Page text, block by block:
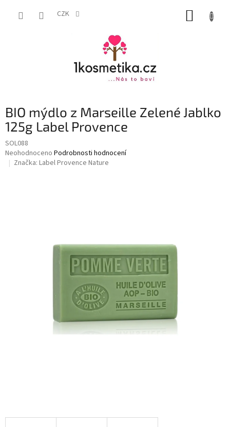
CZK
BIO mýdlo z Marseille Zelené Jablko
125g Label Provence
SOL088
Průměrné
hodnocení
Neohodnoceno Podrobnosti hodnocení
Značka: Label Provence Nature